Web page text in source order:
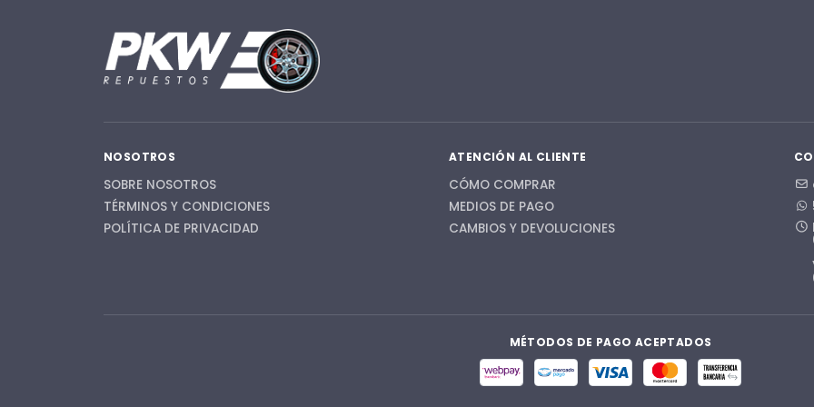
NOSOTROS
SOBRE NOSOTROS
TÉRMINOS Y CONDICIONES
POLÍTICA DE PRIVACIDAD
ATENCIÓN AL CLIENTE
CÓMO COMPRAR
MEDIOS DE PAGO
CAMBIOS Y DEVOLUCIONES
MÉTODOS DE PAGO ACEPTADOS